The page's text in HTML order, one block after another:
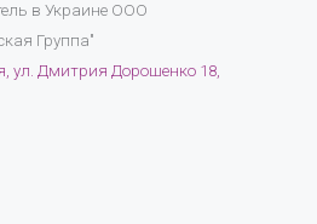
в Украине ООО
Группа"
ул. Дмитрия Дорошенко 18,